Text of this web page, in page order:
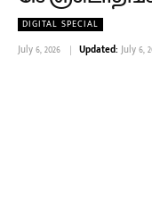
DIGITAL SPECIAL
July 6, 2026 Updated: July 6,